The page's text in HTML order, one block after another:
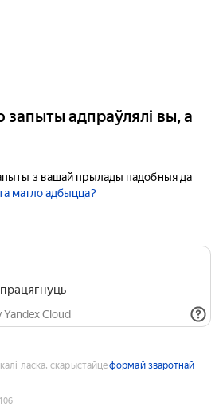
запыты адпраўлялі вы, а
з вашай прылады падобныя да
магло адбыцца?
Cloud
ласка, скарыстайцеформай зваротнай